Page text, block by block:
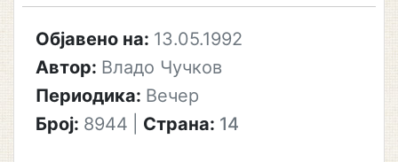
Објавено на: 13.05.1992
Автор: Владо Чучков
Периодика: Вечер
Број: 8944 Страна: 14